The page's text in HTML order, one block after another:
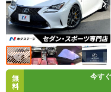
無
料
今す